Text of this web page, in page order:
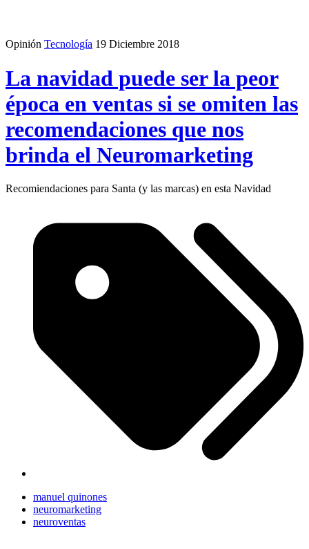
Opinión Tecnología 19 Diciembre 2018
La navidad puede ser la peor
época en ventas si se omiten las
recomendaciones que nos
brinda el Neuromarketing
Recomiendaciones para Santa (y las marcas) en esta Navidad
manuel quinones
neuromarketing
neuroventas